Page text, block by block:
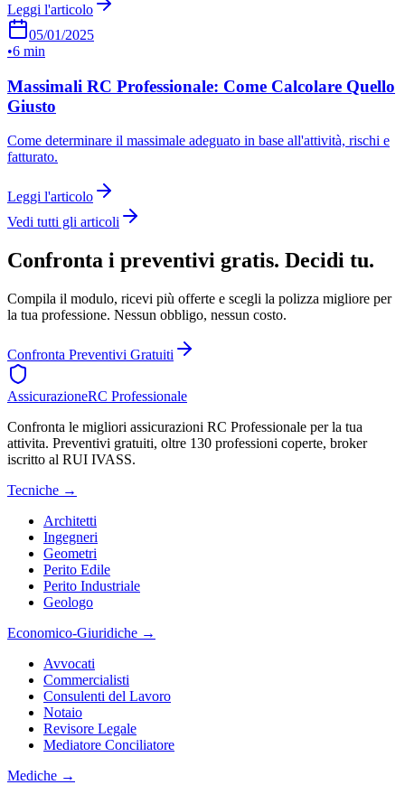
Leggi l'articolo
05/01/2025
•6 min
Massimali RC Professionale: Come Calcolare Quello
Giusto
Come determinare il massimale adeguato in base all'attività, rischi e
fatturato.
Leggi l'articolo
Vedi tutti gli articoli
Confronta i preventivi gratis. Decidi tu.
Compila il modulo, ricevi più offerte e scegli la polizza migliore per
la tua professione. Nessun obbligo, nessun costo.
Confronta Preventivi Gratuiti
AssicurazioneRC Professionale
Confronta le migliori assicurazioni RC Professionale per la tua
attivita. Preventivi gratuiti, oltre 130 professioni coperte, broker
iscritto al RUI IVASS.
Tecniche →
Architetti
Ingegneri
Geometri
Perito Edile
Perito Industriale
Geologo
Economico-Giuridiche →
Avvocati
Commercialisti
Consulenti del Lavoro
Notaio
Revisore Legale
Mediatore Conciliatore
Mediche →